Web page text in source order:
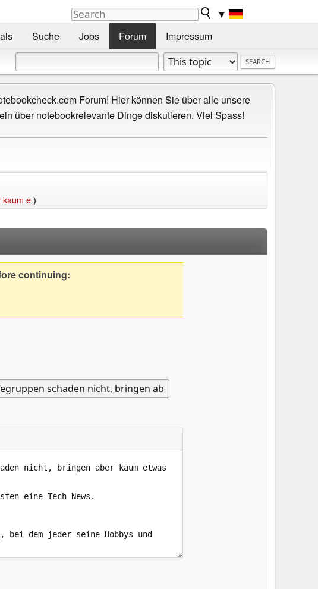
▼
Suche Jobs Forum Impressum
Forum! Hier können Sie über alle unsere
über notebookrelevante Dinge diskutieren. Viel Spass!
kaum e )
continuing: